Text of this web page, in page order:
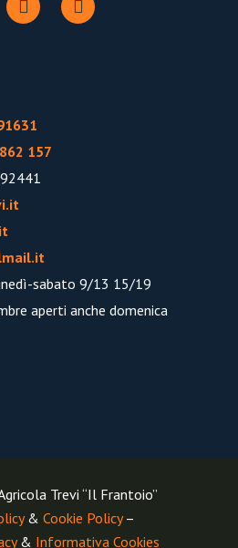
157
sabato 9/13 15/19
aperti anche domenica
Trevi “Il Frantoio”
& Cookie Policy–
& Informativa Cookies